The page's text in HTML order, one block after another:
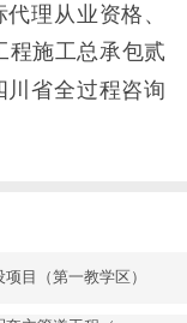
理从业资格、
程施工总承包贰
省全过程咨询
目（第一教学区）